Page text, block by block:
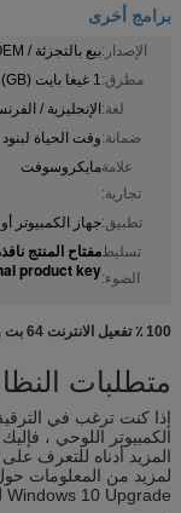
برامج أخرى
الإصدار:بيع بالتجزئة / OEM
مطرق:1 غيغا بايت (GB) لمدة 32 بت أو 2 GB 64 بت
لغة:الإنجليزية /
ضمانة:وقت الحياة
علامة
تجارية:
مايكروسوفت
تطبيق:جهاز الكمبيوتر
تسليط
الضوء:
مفتاح المنتج نافذة ، ويندوز 10
product key
100 ٪ تفعيل الانترنت 64 بت ويندوز 10 المهنية مفتاح الترخيص
متطلبات
الكمبيوتر اللوحي ،
المزيد أدناه للتعرف على
Windows 10 Upgrade للحصول على التفاصيل.